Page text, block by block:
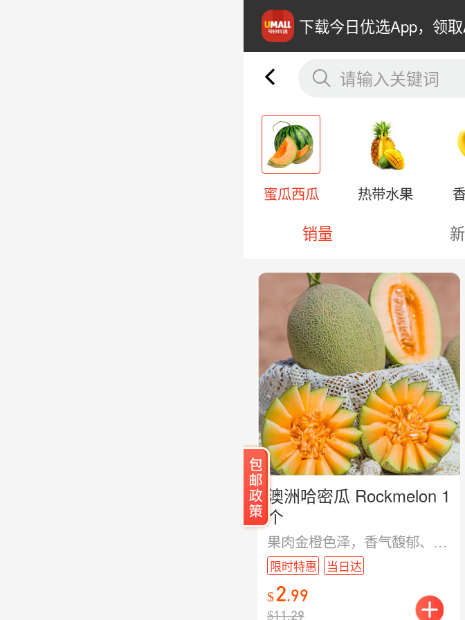
下载今日优选App，领
请输入关键词
蜜瓜西瓜 热带水果
销量
澳洲哈密瓜 Rockmelon 1
个
果肉金橙色泽，香气馥郁、口感柔滑。甜度高、汁水多，是早餐与甜品拼盘的完美选择。
限时特惠 当日达
$2.99
$11.29